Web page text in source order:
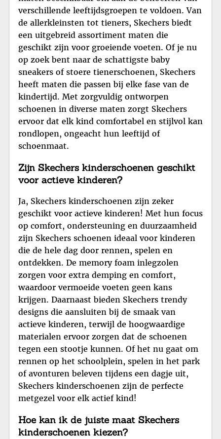
verschillende leeftijdsgroepen te voldoen. Van
de allerkleinsten tot tieners, Skechers biedt
een uitgebreid assortiment maten die
geschikt zijn voor groeiende voeten. Of je nu
op zoek bent naar de schattigste baby
sneakers of stoere tienerschoenen, Skechers
heeft maten die passen bij elke fase van de
kindertijd. Met zorgvuldig ontworpen
schoenen in diverse maten zorgt Skechers
ervoor dat elk kind comfortabel en stijlvol kan
rondlopen, ongeacht hun leeftijd of
schoenmaat.
Zijn Skechers kinderschoenen geschikt
voor actieve kinderen?
Ja, Skechers kinderschoenen zijn zeker
geschikt voor actieve kinderen! Met hun focus
op comfort, ondersteuning en duurzaamheid
zijn Skechers schoenen ideaal voor kinderen
die de hele dag door rennen, spelen en
ontdekken. De memory foam inlegzolen
zorgen voor extra demping en comfort,
waardoor vermoeide voeten geen kans
krijgen. Daarnaast bieden Skechers trendy
designs die aansluiten bij de smaak van
actieve kinderen, terwijl de hoogwaardige
materialen ervoor zorgen dat de schoenen
tegen een stootje kunnen. Of het nu gaat om
rennen op het schoolplein, spelen in het park
of avonturen beleven tijdens een dagje uit,
Skechers kinderschoenen zijn de perfecte
metgezel voor elk actief kind!
Hoe kan ik de juiste maat Skechers
kinderschoenen kiezen?